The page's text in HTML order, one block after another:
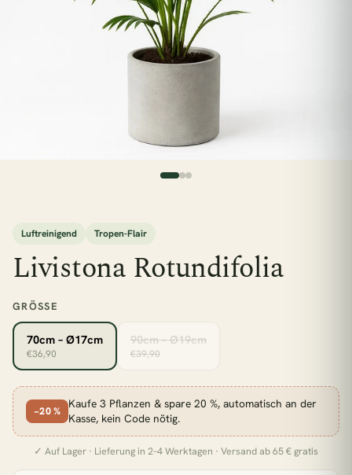
Luftreinigend Tropen-Flair
Livistona Rotundifolia
GRÖSSE
70cm – Ø17cm
€36,90
90cm – Ø19cm
€39,90
−20 %
Kaufe 3 Pflanzen & spare 20 %, automatisch an der
Kasse, kein Code nötig.
✓ Auf Lager · Lieferung in 2–4 Werktagen · Versand ab 65 € gratis
esc
Monstera Pflegeleicht Wenig Licht